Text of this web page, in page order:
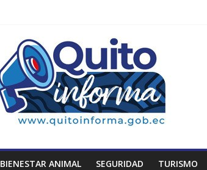
BIENESTAR ANIMAL SEGURIDAD TURISMO